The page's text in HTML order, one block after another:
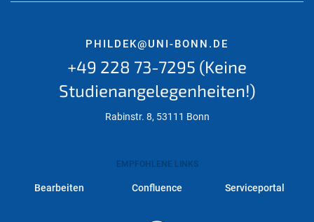
PHILDEK@UNI-BONN.DE
+49 228 73-7295 (Keine
Studienangelegenheiten!)
Rabinstr. 8, 53111 Bonn
EMPFOHLENE LINKS
Bearbeiten Confluence Serviceportal